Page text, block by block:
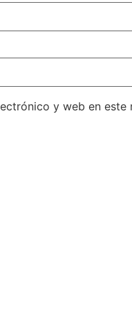
y web en